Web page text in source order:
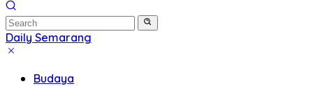
Ini:
Informasi
Terkini
untuk
Daily Semarang
"Semarang
Budaya